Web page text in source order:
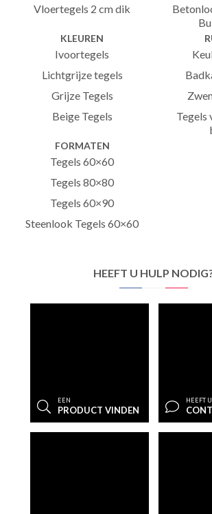
Vloertegels 2 cm dik
KLEUREN
Ivoortegels
Lichtgrijze tegels
Grijze Tegels
Beige Tegels
Tegels
FORMATEN
Tegels 60×60
Tegels 80×80
Tegels 60×90
Steenlook Tegels 60×60
HEEFT U HULP
EEN
PRODUCT VINDEN
HEEFT